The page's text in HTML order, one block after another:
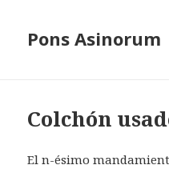
Pons Asinorum
Colchón
El n-ésimo